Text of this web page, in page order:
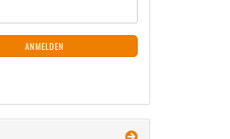
ANMELDEN